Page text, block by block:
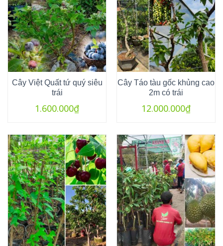
Cây Việt Quất tứ quý siêu
trái
1.600.000₫
Cây Táo tàu gốc khủng cao
2m có trái
12.000.000₫